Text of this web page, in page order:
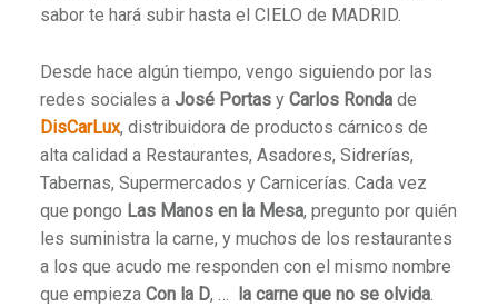
sabor te hará subir hasta el CIELO de MADRID.
Desde hace algún tiempo, vengo siguiendo por las
redes sociales aJosé Portasy Carlos Rondade
DisCarLux, distribuidora de productos cárnicos de
alta calidad a Restaurantes, Asadores, Sidrerías,
Tabernas, Supermercados y Carnicerías. Cada vez
que pongo Las Manos en la Mesa, pregunto por quién
les suministra la carne, y muchos de los restaurantes
a los que acudo me responden con el mismo nombre
que empieza Con la D, … la carne que no se olvida.